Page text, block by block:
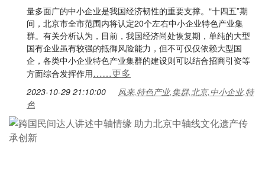
量多面广的中小企业是我国经济韧性的重要支撑。“十四五”期
间，北京市全市范围内将认定20个左右中小企业特色产业集
群。有关分析认为，目前，我国经济尚处恢复期，单纯的大型
国有企业虽有较强的抵御风险能力，但不可仅仅依赖大型国
企，各类中小企业特色产业集群的建设则可以结合招商引资等
方面综合发挥作用……更多
2023-10-29 21:10:00
风来,特色产业,集群,北京,中小企业,特
色